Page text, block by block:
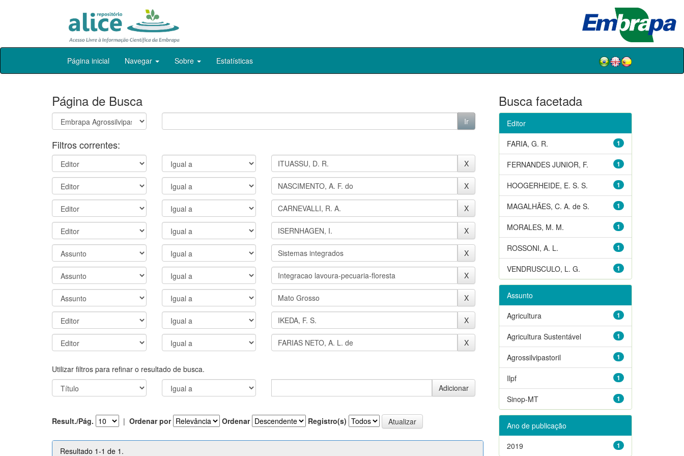
Skip
Página inicial Navegar Sobre Estatísticas
Página de Busca
Filtros correntes:
Utilizar filtros para refinar o resultado de busca.
Result./Pág. | Ordenar por Ordenar Registro(s)
Resultado 1-1 de 1.
Busca facetada
Editor
1
FARIA, G. R.
1
FERNANDES JUNIOR, F.
1
HOOGERHEIDE, E. S. S.
1
MAGALHÃES, C. A. de S.
1
MORALES, M. M.
1
ROSSONI, A. L.
1
VENDRUSCULO, L. G.
Assunto
1
Agricultura
1
Agricultura Sustentável
1
Agrossilvipastoril
1
Ilpf
1
Sinop-MT
Ano de publicação
1
2019